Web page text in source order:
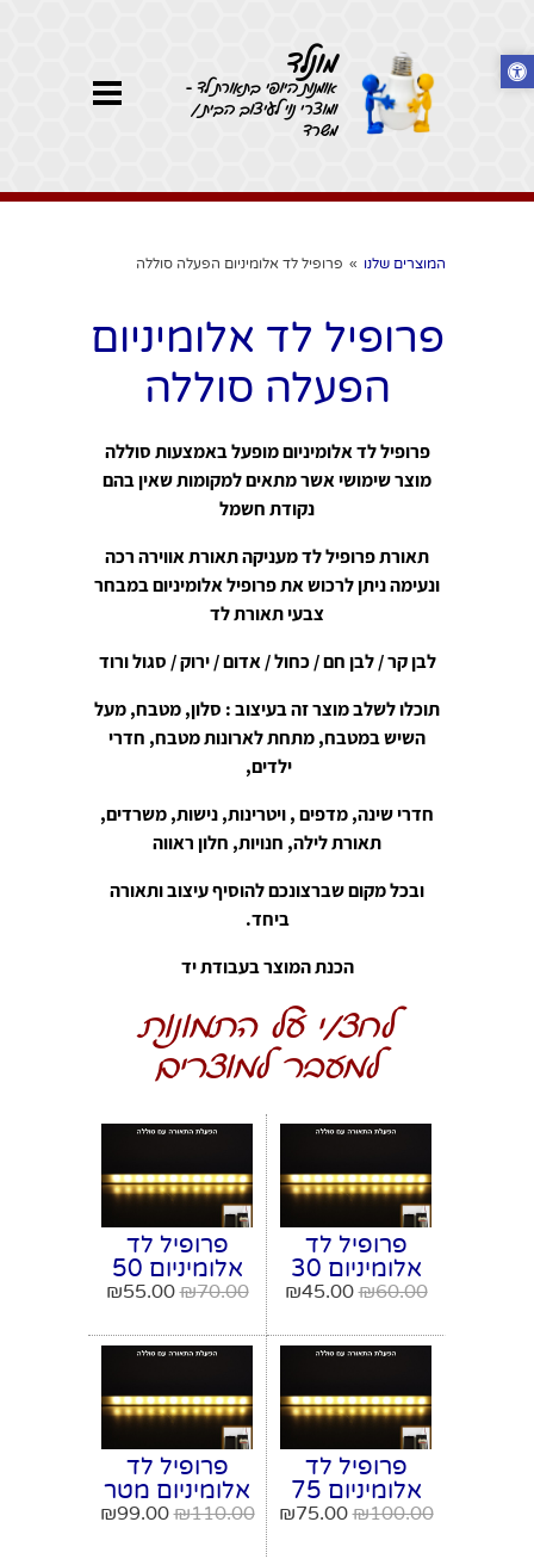
מונלד
אומנות היופי בתאורת לד -
ומוצרי נוי לעיצוב הבית /
משרד
המוצרים שלנו » פרופיל לד אלומיניום הפעלה סוללה
פרופיל לד אלומיניום
הפעלה סוללה
פרופיל לד אלומיניום מופעל באמצעות סוללה
מוצר שימושי אשר מתאים למקומות שאין בהם
נקודת חשמל
תאורת פרופיל לד מעניקה תאורת אווירה רכה
ונעימה ניתן לרכוש את פרופיל אלומיניום במבחר
צבעי תאורת לד
לבן קר / לבן חם / כחול / אדום / ירוק / סגול ורוד
תוכלו לשלב מוצר זה בעיצוב: סלון, מטבח, מעל
השיש במטבח, מתחת לארונות מטבח, חדרי
ילדים,
חדרי שינה, מדפים , ויטרינות, נישות, משרדים,
תאורת לילה, חנויות, חלון ראווה
ובכל מקום שברצונכם להוסיף עיצוב ותאורה
ביחד.
הכנת המוצר בעבודת יד
לחצ/י על התמונות
למעבר למוצרים
פרופיל לד
אלומיניום 30
ס"מ הפעלה
למדפים,
ארונות, שולחן
עבודה
₪60.00
₪45.00
פרופיל לד
אלומיניום 50
ס"מ הפעלה
למדפים,
ארונות, שולחן
עבודה
₪70.00
₪55.00
פרופיל לד
אלומיניום 75
ס"מ הפעלה
₪100.00
₪75.00
פרופיל לד
אלומיניום מטר
הפעלה סוללה
₪110.00
₪99.00